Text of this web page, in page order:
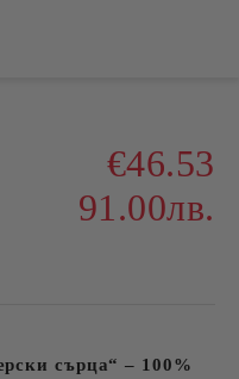
€46.53
91.00лв.
сърца“ – 100%